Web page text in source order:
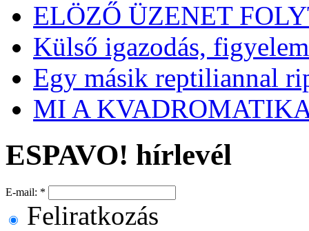
ELÖZŐ ÜZENET
Külső igazodás,
Egy másik reptiliannal
MI A
ESPAVO! hírlevél
E-mail: *
Feliratkozás